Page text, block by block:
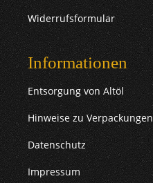
Widerrufsformular
Informationen
Entsorgung von Altöl
Hinweise zu Verpackungen
Datenschutz
Impressum